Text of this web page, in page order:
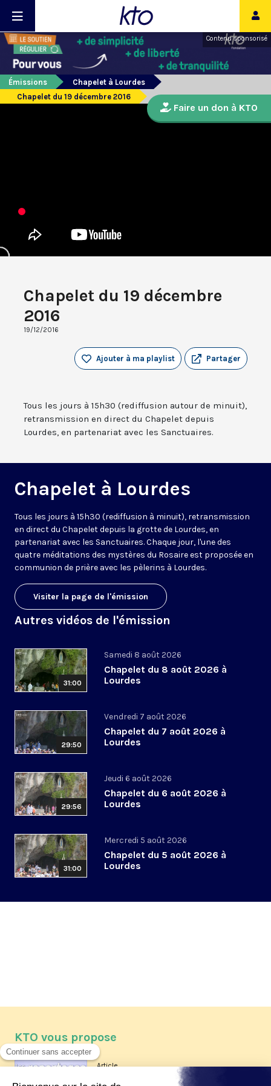
Contenu sponsorisé
Émissions
Chapelet à Lourdes
Chapelet du 19 décembre 2016
Chapelet du 19 décembre
2016
19/12/2016
Partager
Ajouter à ma playlist
Tous les jours à 15h30 (rediffusion autour de minuit),
retransmission en direct du Chapelet depuis
Lourdes, en partenariat avec les Sanctuaires.
Chapelet à Lourdes
Tous les jours à 15h30 (rediffusion à minuit), retransmission
en direct du Chapelet depuis la grotte de Lourdes, en
partenariat avec les Sanctuaires. Chaque jour, l'une des
quatre méditations des mystères du Rosaire est proposée en
communion de prière avec les pèlerins à Lourdes.
Visiter la page de l'émission
Autres vidéos de l'émission
31:00
Samedi 8 août 2026
Chapelet du 8 août 2026 à
Lourdes
29:50
Vendredi 7 août 2026
Chapelet du 7 août 2026 à
Lourdes
29:56
Jeudi 6 août 2026
Chapelet du 6 août 2026 à
Lourdes
31:00
Mercredi 5 août 2026
Chapelet du 5 août 2026 à
Lourdes
Faire un don à KTO
KTO vous propose
Article
Les reportages d'été 2026 de KTO